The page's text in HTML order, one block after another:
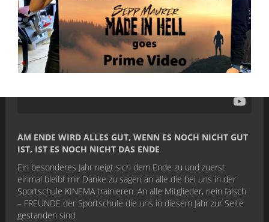
AM ENDE WIRD ALLES GUT, WENN ES NOCH NICHT GUT
IST, IST ES NOCH NICHT DAS ENDE
Ein besonderes Jahr neigt sich dem Ende zu und zuerst
einmal bleibt mir Danke zu sagen an alle die bei uns in der
Sportschule KINEMA trainieren. An alle Mitglieder, nein falsch
– FREUNDE der Sportschule die uns in diesem Jahr zur Seite
gestanden sind.